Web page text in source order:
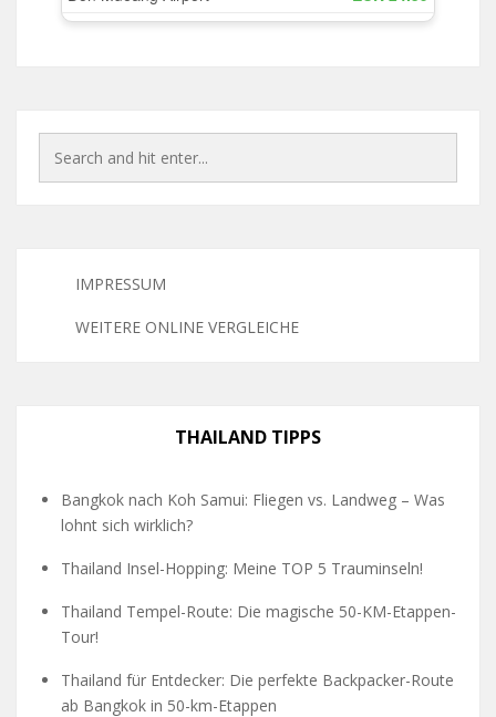
IMPRESSUM
WEITERE ONLINE VERGLEICHE
THAILAND TIPPS
Bangkok nach Koh Samui: Fliegen vs. Landweg – Was
lohnt sich wirklich?
Thailand Insel-Hopping: Meine TOP 5 Trauminseln!
Thailand Tempel-Route: Die magische 50-KM-Etappen-
Tour!
Thailand für Entdecker: Die perfekte Backpacker-Route
ab Bangkok in 50-km-Etappen